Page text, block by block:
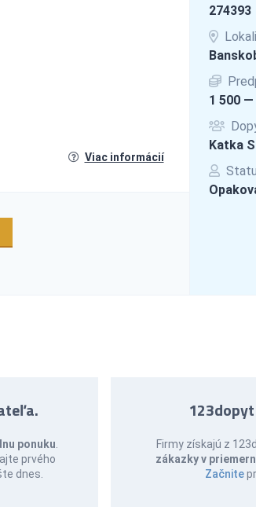
274393
1 500 —
Katka
Viac informácií
ponuku
prvého
dnes.
Firmy získajú z
zákazky v
Začnite